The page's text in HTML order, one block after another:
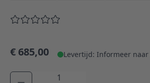
€ 685,00 Levertijd: Informeer
Aantal